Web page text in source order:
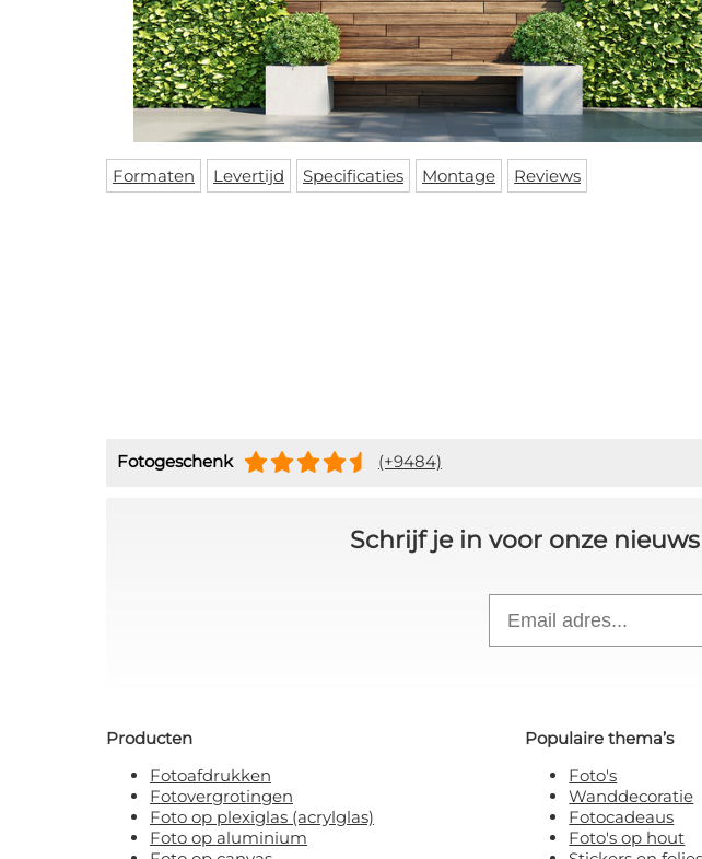
Formaten Levertijd Specificaties Montage Reviews
Fotogeschenk (+9484)
Schrijf je in voor onze
Producten
Fotoafdrukken
Fotovergrotingen
Foto op plexiglas (acrylglas)
Foto op aluminium
Populaire thema’s
Foto's
Wanddecoratie
Fotocadeaus
Foto's op hout